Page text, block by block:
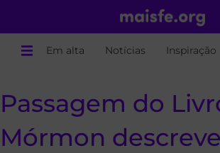
Em alta Notícias Inspiração
Passagem do
Mórmon descreve